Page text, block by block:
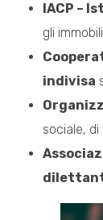
IACP –
gli
indivisa
sociale,